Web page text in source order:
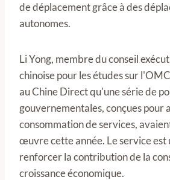
de déplacement grâce à des
autonomes.
Li Yong, membre du conseil
chinoise pour les études sur
au Chine Direct qu'une série de
gouvernementales, conçues pour
consommation de services,
œuvre cette année. Le service est
renforcer la contribution de la
croissance économique.